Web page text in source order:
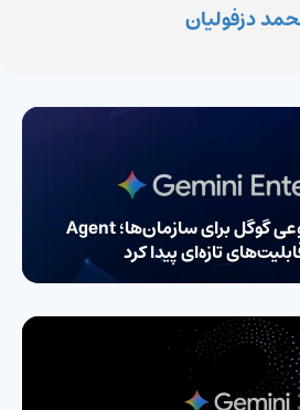
دزفولیان
راه‌ حل هوش مصنوعی گوگل برای سازمان‌ها؛ Agent